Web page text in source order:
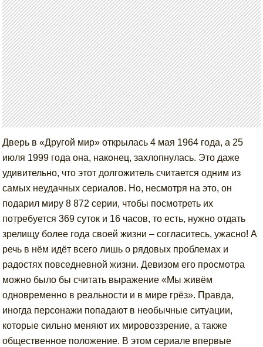
Дверь в «Другой мир» открылась 4 мая 1964 года, а 25
июля 1999 года она, наконец, захлопнулась. Это даже
удивительно, что этот долгожитель считается одним из
самых неудачных сериалов. Но, несмотря на это, он
подарил миру 8 872 серии, чтобы посмотреть их
потребуется 369 суток и 16 часов, то есть, нужно отдать
зрелищу более года своей жизни – согласитесь, ужасно! А
речь в нём идёт всего лишь о рядовых проблемах и
радостях повседневной жизни. Девизом его просмотра
можно было бы считать выражение «Мы живём
одновременно в реальности и в мире грёз». Правда,
иногда персонажи попадают в необычные ситуации,
которые сильно меняют их мировоззрение, а также
общественное положение. В этом сериале впервые